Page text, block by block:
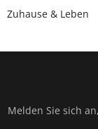
Zuhause & Leben
Melden Sie sich